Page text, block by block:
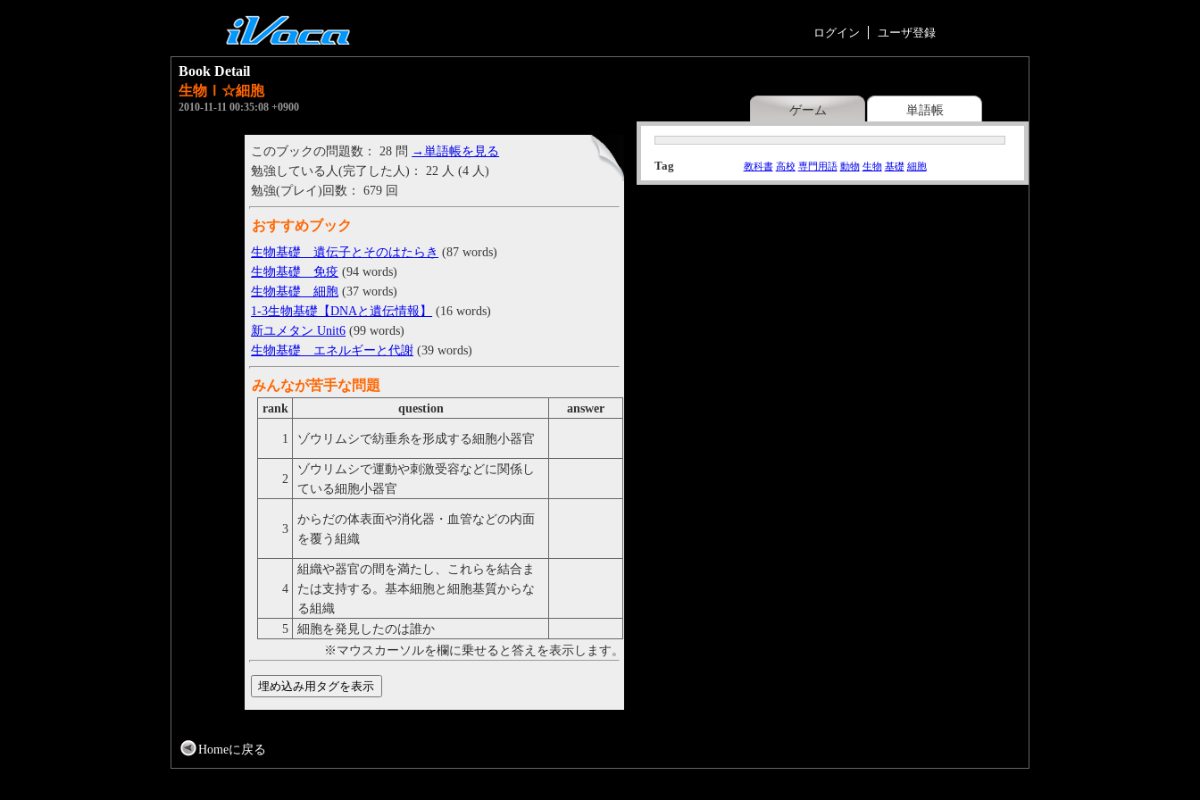
ログイン ユーザ登録
ゲーム 単語帳
Book Detail
生物Ⅰ☆細胞
2010-11-11 00:35:08 +0900
Tag 教科書 高校 専門用語 動物 生物 基礎 細胞
このブックの問題数： 28 問 →単語帳を見る
勉強している人(完了した人)： 22 人 (4 人)
勉強(プレイ)回数： 679 回
おすすめブック
生物基礎 遺伝子とそのはたらき (87 words)
生物基礎 免疫 (94 words)
生物基礎 細胞 (37 words)
1-3生物基礎【DNAと遺伝情報】
(16 words)
新ユメタン Unit6 (99 words)
生物基礎 エネルギーと代謝 (39 words)
みんなが苦手な問題
rank question answer
1 ゾウリムシで紡垂糸を形成する細胞小器官
2
ゾウリムシで運動や刺激受容などに関係し
ている細胞小器官
3
からだの体表面や消化器・血管などの内面
を覆う組織
4
組織や器官の間を満たし、これらを結合ま
たは支持する。基本細胞と細胞基質からな
る組織
5
細胞を発見したのは誰か
※マウスカーソルを欄に乗せると答えを表示します。
Homeに戻る